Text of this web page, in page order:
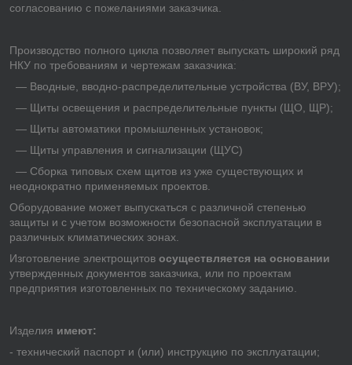
согласованию с пожеланиями заказчика.
Производство полного цикла позволяет выпускать широкий ряд
НКУ по требованиям и чертежам заказчика:
― Вводные, вводно-распределительные устройства (ВУ, ВРУ);
― Щиты освещения и распределительные пункты (ЩО, ЩР);
― Щиты автоматики промышленных установок;
― Щиты управления и сигнализации (ЩУС)
― Сборка типовых схем щитов из уже существующих и
неоднократно применяемых проектов.
Оборудование может выпускаться с различной степенью
защиты и с учетом возможности безопасной эксплуатации в
различных климатических зонах.
Изготовление электрощитов осуществляется на основании
утвержденных документов заказчика, или по проектам
предприятия изготовленных по техническому заданию.
Изделия имеют:
- технический паспорт и (или) инструкцию по эксплуатации;